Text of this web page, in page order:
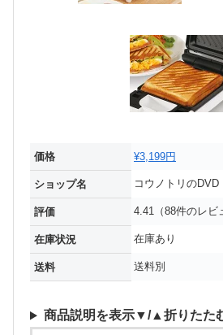
価格 ¥3,199円
ショップ名 コウノトリのDVD
評価 4.41（88件のレビ
在庫状況 在庫あり
送料 送料別
商品説明を表示▼/▲折りたた